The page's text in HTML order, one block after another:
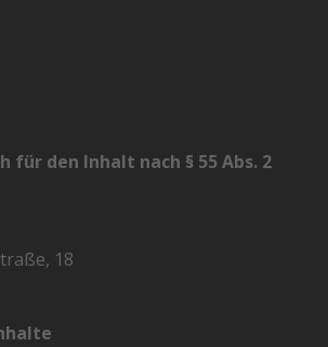
für den Inhalt nach § 55 Abs. 2
18